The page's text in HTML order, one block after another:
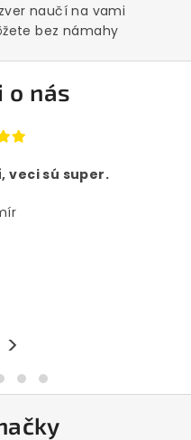
naučí na vami
bez námahy
o nás
veci sú super.
>